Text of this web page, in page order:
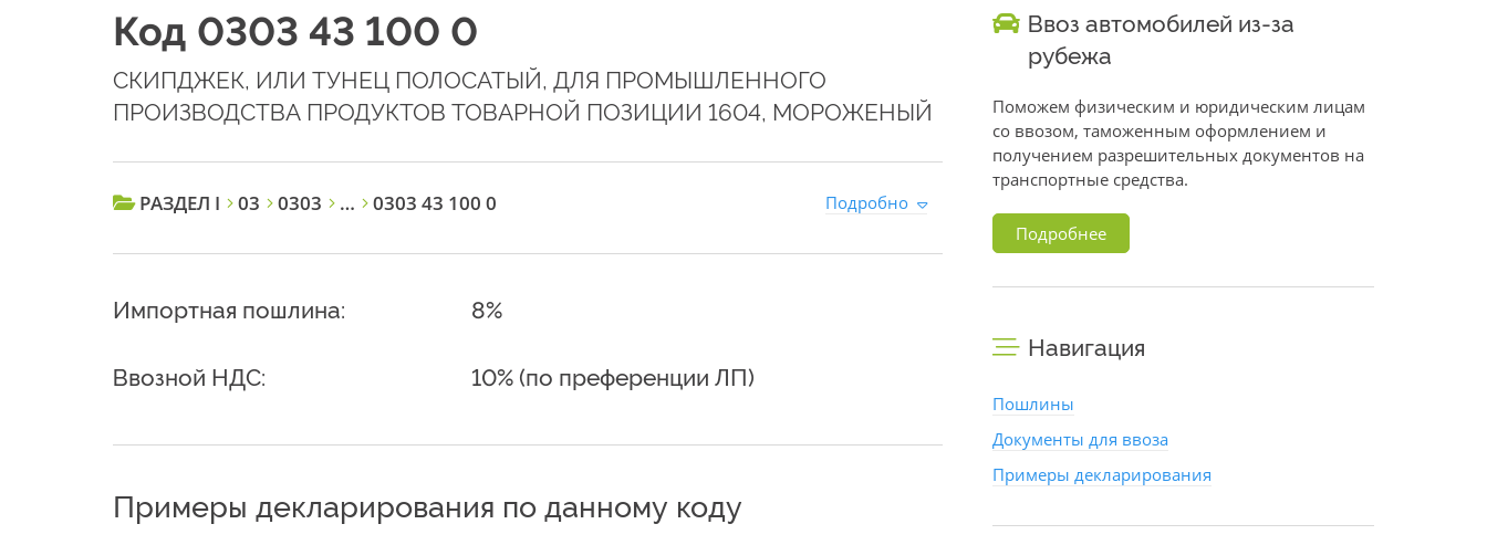
Код 0303 43 100 0
СКИПДЖЕК, ИЛИ ТУНЕЦ ПОЛОСАТЫЙ, ДЛЯ ПРОМЫШЛЕННОГО
ПРОИЗВОДСТВА ПРОДУКТОВ ТОВАРНОЙ ПОЗИЦИИ 1604, МОРОЖЕНЫЙ
РАЗДЕЛ I 03 0303 … 0303 43 100 0 Подробно
Импортная пошлина: 8%
Ввозной НДС: 10% (по преференции ЛП)
Примеры декларирования по данному коду
Ввоз автомобилей из-за
рубежа
Поможем физическим и юридическим лицам
со ввозом, таможенным оформлением и
получением разрешительных документов на
транспортные средства.
Подробнее
Навигация
Пошлины
Документы для ввоза
Примеры декларирования